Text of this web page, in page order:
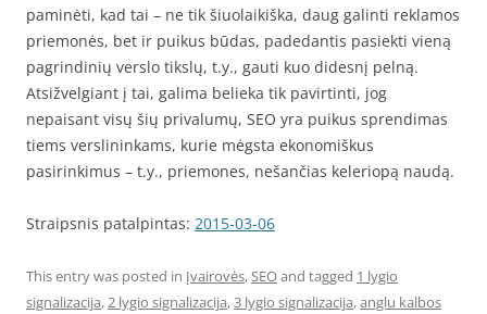
paminėti, kad tai – ne tik šiuolaikiška, daug galinti reklamos
priemonės, bet ir puikus būdas, padedantis pasiekti vieną
pagrindinių verslo tikslų, t.y., gauti kuo didesnį pelną.
Atsižvelgiant į tai, galima belieka tik pavirtinti, jog
nepaisant visų šių privalumų, SEO yra puikus sprendimas
tiems verslininkams, kurie mėgsta ekonomiškus
pasirinkimus – t.y., priemones, nešančias keleriopą naudą.
Straipsnis patalpintas: 2015-03-06
This entry was posted in Įvairovės,SEOand tagged 1 lygio
signalizacija,2 lygio signalizacija,3 lygio signalizacija,anglu kalbos